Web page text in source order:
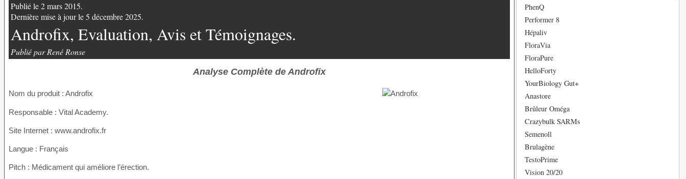
Publié le 2 mars 2015.
Dernière mise à jour le 5 décembre 2025.
Androfix, Evaluation, Avis et Témoignages.
Publié par René Ronse
Analyse Complète de Androfix
Nom du produit : Androfix
Responsable : Vital Academy.
Site Internet : www.androfix.fr
Langue : Français
Pitch : Médicament qui améliore l’érection.
PhenQ
Performer 8
Hépaliv
FloraVia
FloraPure
HelloForty
YourBiology Gut+
Anastore
Brûleur Oméga
Crazybulk SARMs
Semenoll
Brulagène
TestoPrime
Vision 20/20